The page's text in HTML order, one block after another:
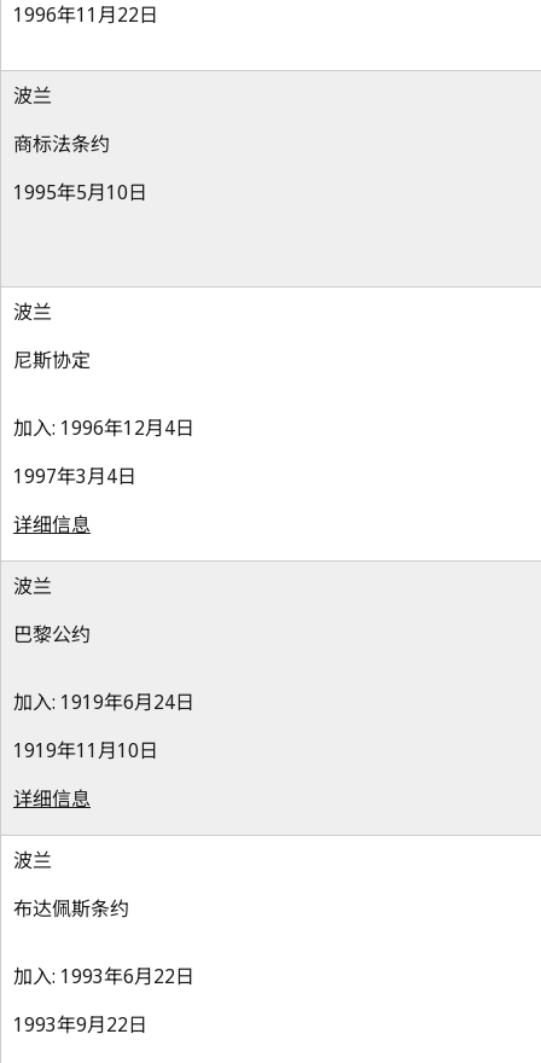
1996年11月22日
波兰
商标法条约
1995年5月10日
波兰
尼斯协定
加入: 1996年12月4日
1997年3月4日
详细信息
波兰
巴黎公约
加入: 1919年6月24日
1919年11月10日
详细信息
波兰
布达佩斯条约
加入: 1993年6月22日
1993年9月22日